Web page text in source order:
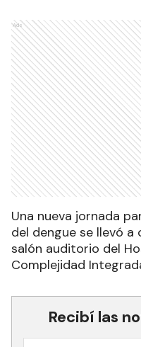
Ads
Una nueva jornada
del dengue se llevó
salón auditorio del
Complejidad
Recibí las